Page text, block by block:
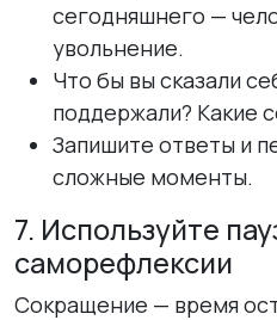
сегодняшнего —
увольнение.
Что бы вы сказали
поддержали? Какие
Запишите ответы и
сложные моменты.
7. Используйте
саморефлексии
Сокращение — время